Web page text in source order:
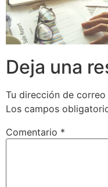
Deja una
Tu dirección de
Los campos
Comentario *